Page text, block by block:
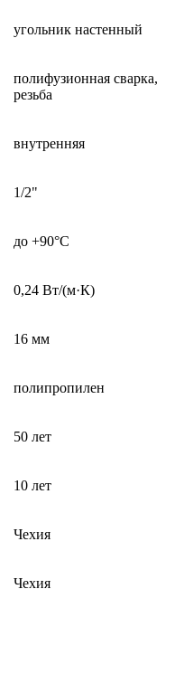
угольник настенный
полифузионная сварка,
резьба
внутренняя
1/2"
до +90°C
0,24 Вт/(м·К)
16 мм
полипропилен
50 лет
10 лет
Чехия
Чехия